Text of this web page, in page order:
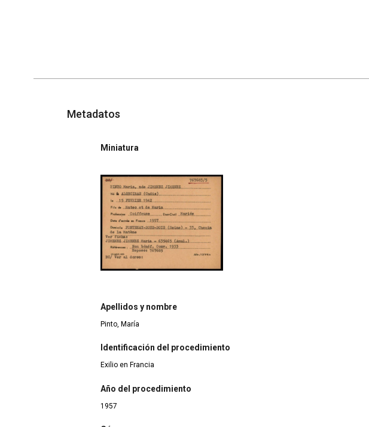
Metadatos
Miniatura
Apellidos y nombre
Pinto, María
Identificación del procedimiento
Exilio en Francia
Año del procedimiento
1957